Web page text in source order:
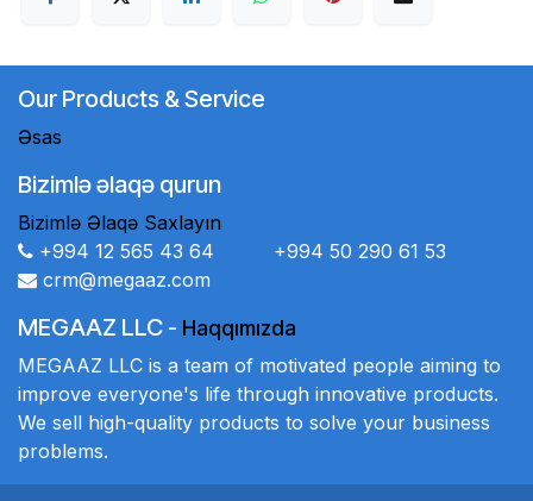
Our Products & Service
Əsas
Bizimlə əlaqə qurun
Bizimlə Əlaqə Saxlayın
+994 12 565 43 64 +994 50 290 61 53
crm@megaaz.com
MEGAAZ LLC - Haqqımızda
MEGAAZ LLC is a team of motivated people aiming to
improve everyone's life through innovative products.
We sell high-quality products to solve your business
problems.